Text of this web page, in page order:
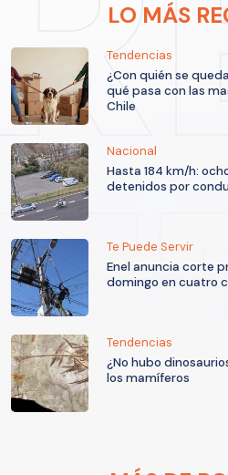
LO MÁS
Tendencias
¿Con quién se
qué pasa con las
Chile
Nacional
Hasta 184 km/h:
detenidos por
Te Puede Servir
Enel anuncia corte
domingo en cuatro
Tendencias
¿No hubo
los mamíferos